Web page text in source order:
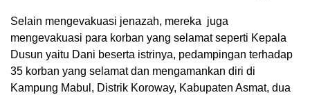
Selain mengevakuasi jenazah, mereka juga
mengevakuasi para korban yang selamat seperti Kepala
Dusun yaitu Dani beserta istrinya, pedampingan terhadap
35 korban yang selamat dan mengamankan diri di
Kampung Mabul, Distrik Koroway, Kabupaten Asmat, dua